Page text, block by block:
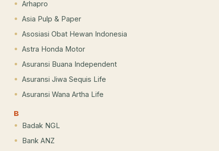
Arhapro
Asia Pulp & Paper
Asosiasi Obat Hewan Indonesia
Astra Honda Motor
Asuransi Buana Independent
Asuransi Jiwa Sequis Life
Asuransi Wana Artha Life
B
Badak NGL
Bank ANZ